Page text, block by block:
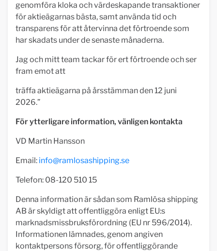
genomföra kloka och värdeskapande transaktioner
för aktieägarnas bästa, samt använda tid och
transparens för att återvinna det förtroende som
har skadats under de senaste månaderna.
Jag och mitt team tackar för ert förtroende och ser
fram emot att
träffa aktieägarna på årsstämman den 12 juni
2026.”
För ytterligare information, vänligen kontakta
VD Martin Hansson
Email: info@ramlosashipping.se
Telefon: 08-120 510 15
Denna information är sådan som Ramlösa shipping
AB är skyldigt att offentliggöra enligt EU:s
marknadsmissbruksförordning (EU nr 596/2014).
Informationen lämnades, genom angiven
kontaktpersons försorg, för offentliggörande